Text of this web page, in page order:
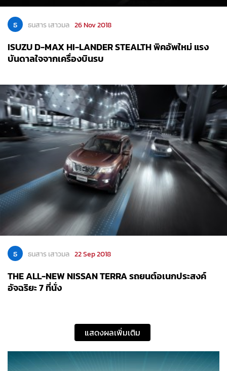
ธ ธนสาร เสาวมล 26 Nov 2018
ISUZU D-MAX HI-LANDER STEALTH พิคอัพใหม่ แรง
บันดาลใจจากเครื่องบินรบ
ธ ธนสาร เสาวมล 22 Sep 2018
THE ALL-NEW NISSAN TERRA รถยนต์อเนกประสงค์
อัจฉริยะ 7 ที่นั่ง
แสดงผลเพิ่มเติม